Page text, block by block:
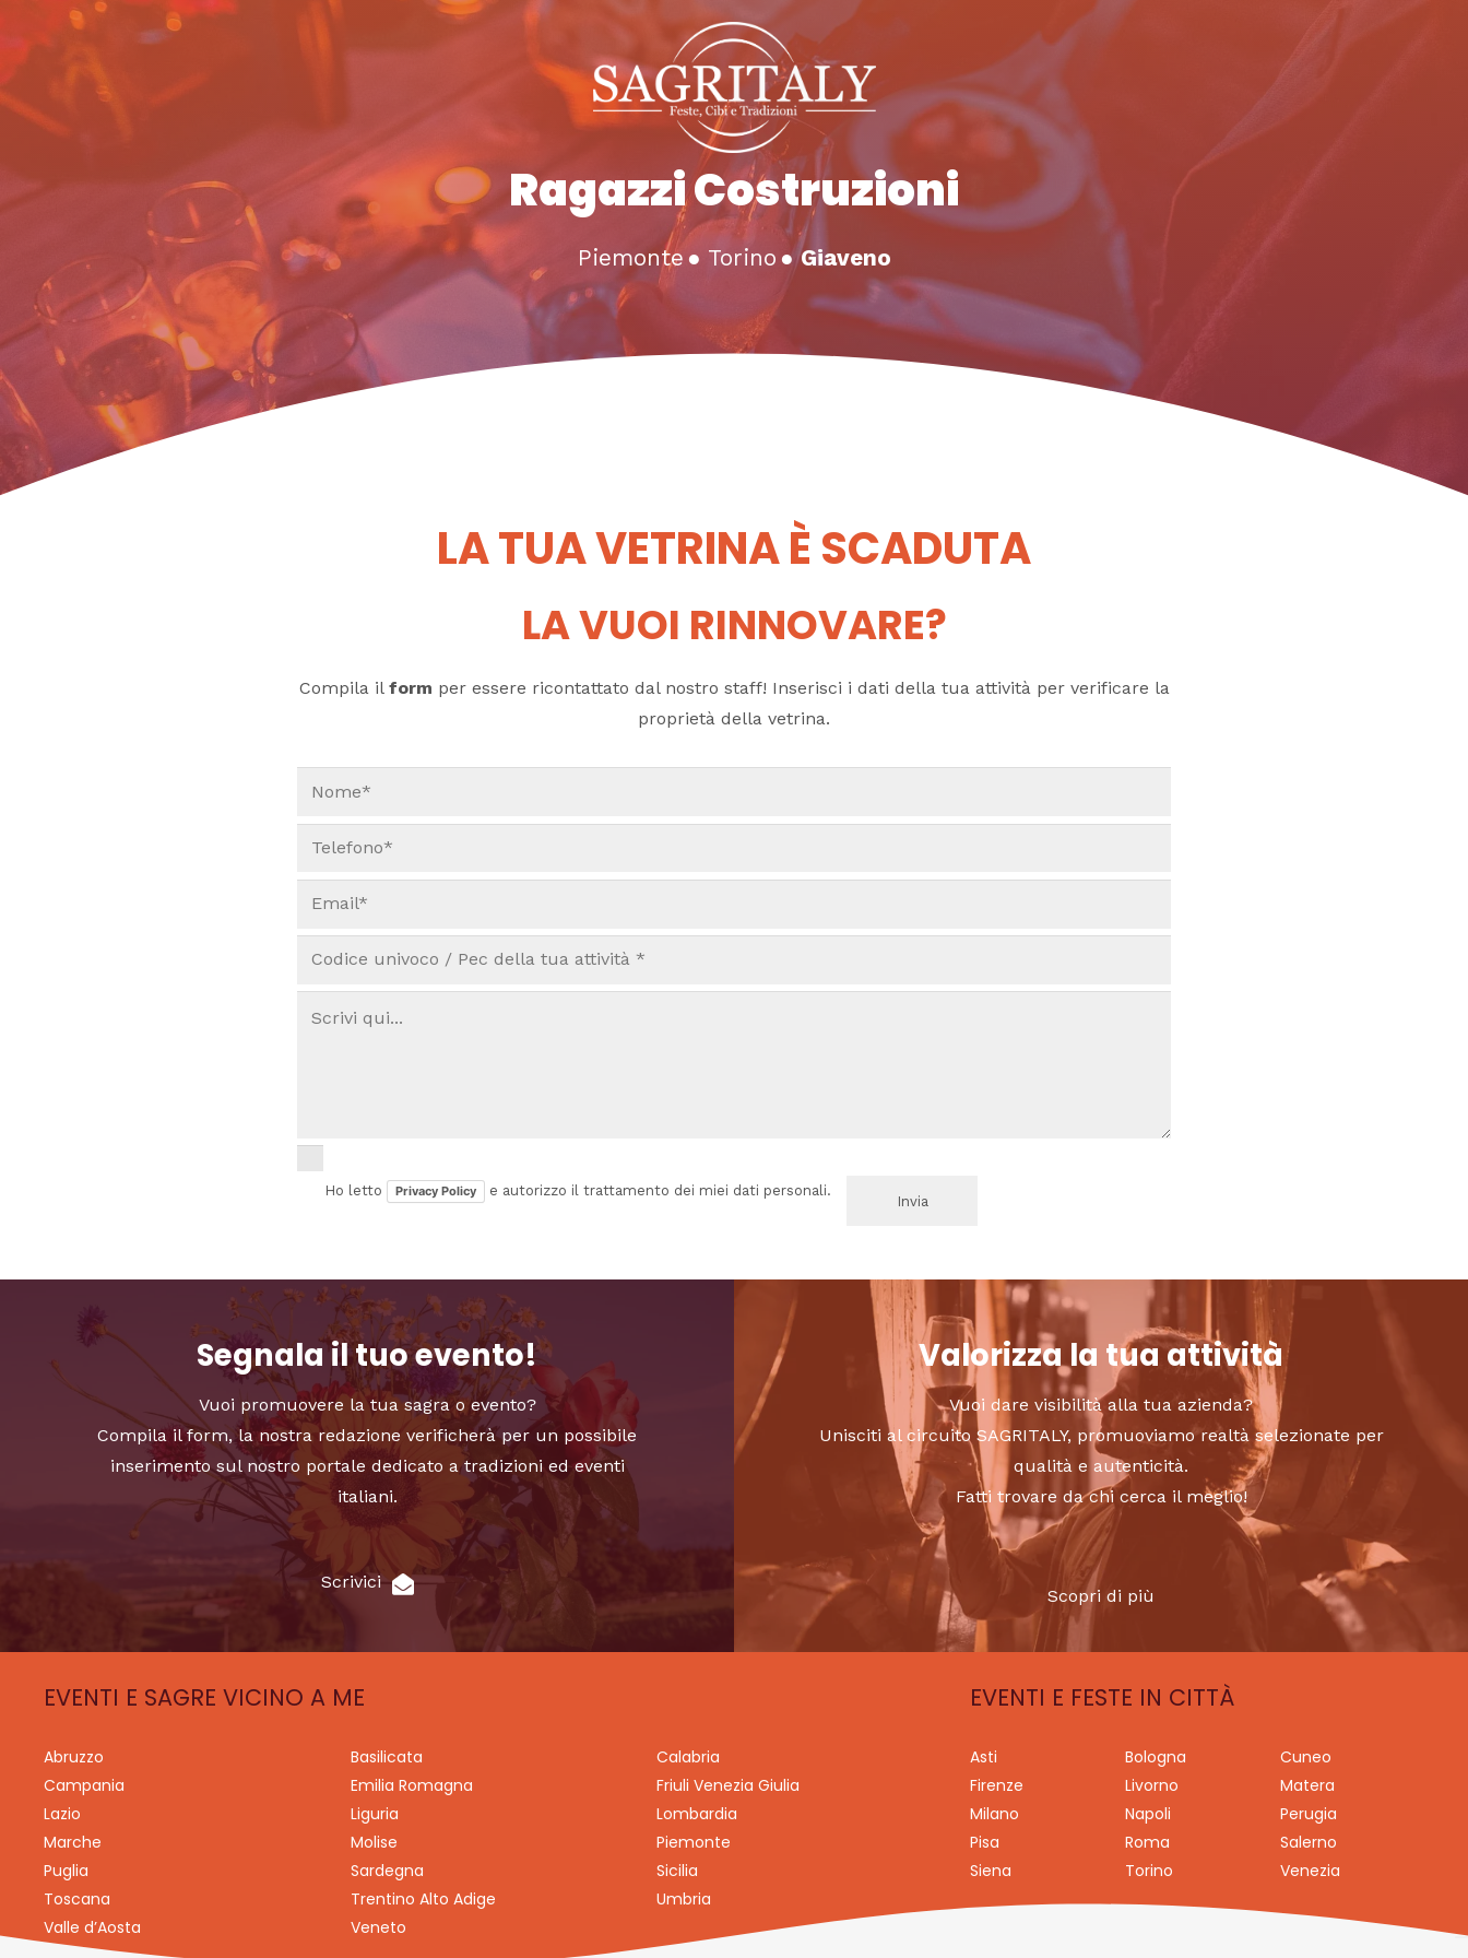
Ragazzi Costruzioni
Piemonte ● Torino ●Giaveno
LA TUA VETRINA È SCADUTA
LA VUOI RINNOVARE?
Compila il form per essere ricontattato dal nostro staff! Inserisci i dati della tua attività per verificare la
proprietà della vetrina.
Ho letto Privacy Policy e autorizzo il trattamento dei miei dati personali.
Segnala il tuo evento!
Vuoi promuovere la tua sagra o evento?
Compila il form, la nostra redazione verificherà per un possibile
inserimento sul nostro portale dedicato a tradizioni ed eventi
italiani.
Scrivici
Valorizza la tua attività
Vuoi dare visibilità alla tua azienda?
Unisciti al circuito SAGRITALY, promuoviamo realtà selezionate per
qualità e autenticità.
Fatti trovare da chi cerca il meglio!
Scopri di più
EVENTI E SAGRE VICINO A ME
Abruzzo Basilicata
Calabria
Campania
Emilia Romagna
Friuli Venezia Giulia
Lazio
Liguria
Lombardia
Marche
Molise
Piemonte
Puglia
Sardegna
Sicilia
Toscana
Trentino Alto Adige
Umbria
Valle d’Aosta
Veneto
EVENTI E FESTE IN CITTÀ
Asti Bologna
Cuneo
Firenze
Livorno
Matera
Milano
Napoli
Perugia
Pisa
Roma
Salerno
Siena
Torino Venezia